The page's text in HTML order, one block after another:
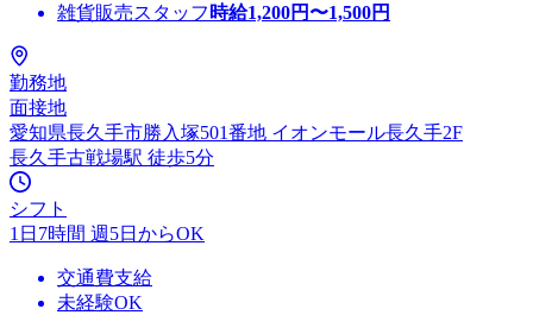
雑貨販売スタッフ 時給1,200円〜1,500円
勤務地
面接地
愛知県長久手市勝入塚501番地 イオンモール長久手2F
長久手古戦場駅 徒歩5分
シフト
1日7時間 週5日からOK
交通費支給
未経験OK